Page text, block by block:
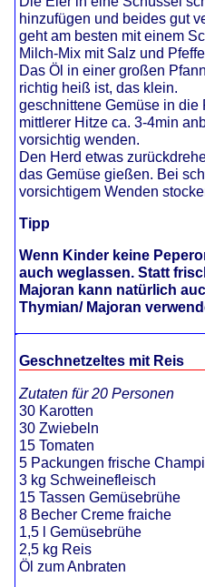
hinzufügen und beides gut
geht am besten mit einem
Milch-Mix mit Salz und
Das Öl in einer großen
richtig heiß ist, das klein.
geschnittene Gemüse in die
mittlerer Hitze ca. 3-4min
vorsichtig wenden.
Den Herd etwas
das Gemüse gießen. Bei
vorsichtigem Wenden
Tipp
Wenn Kinder keine
auch weglassen. Statt
Majoran kann natürlich
Thymian/ Majoran
Geschnetzeltes mit Reis
Zutaten für 20 Personen
30 Karotten
30 Zwiebeln
15 Tomaten
5 Packungen frische
3 kg Schweinefleisch
15 Tassen Gemüsebrühe
8 Becher Creme fraiche
1,5 l Gemüsebrühe
2,5 kg Reis
Öl zum Anbraten